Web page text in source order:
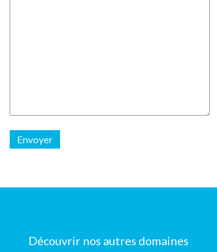
Découvrir nos autres domaines